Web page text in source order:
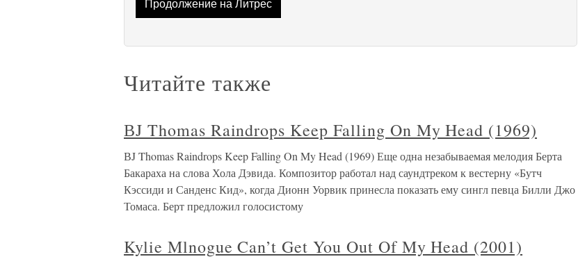
Продолжение на Литрес
Читайте также
ВJ Thomas Raindrops Keep Falling On My Head (1969)
ВJ Thomas Raindrops Keep Falling On My Head (1969) Еще одна незабываемая мелодия Берта
Бакараха на слова Хола Дэвида. Композитор работал над саундтреком к вестерну «Бутч
Кэссиди и Санденс Кид», когда Дионн Уорвик принесла показать ему сингл певца Билли Джо
Томаса. Берт предложил голосистому
Kylie Mlnogue Can’t Get You Out Of My Head (2001)